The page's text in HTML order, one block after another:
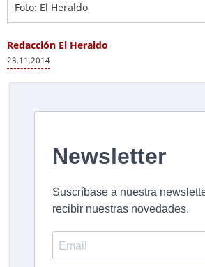
Foto: El Heraldo
Redacción El Heraldo
23.11.2014